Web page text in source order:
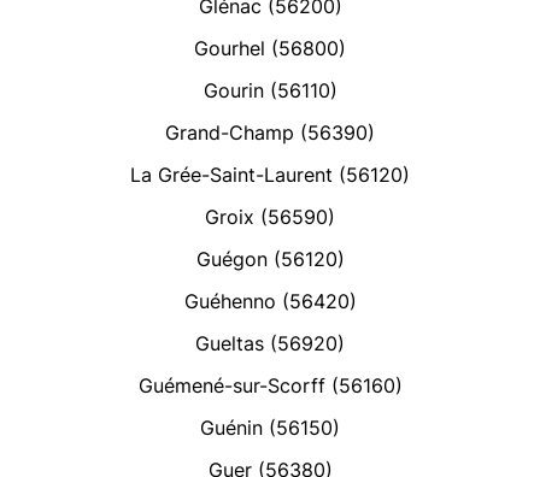
Glénac (56200)
Gourhel (56800)
Gourin (56110)
Grand-Champ (56390)
La Grée-Saint-Laurent (56120)
Groix (56590)
Guégon (56120)
Guéhenno (56420)
Gueltas (56920)
Guémené-sur-Scorff (56160)
Guénin (56150)
Guer (56380)